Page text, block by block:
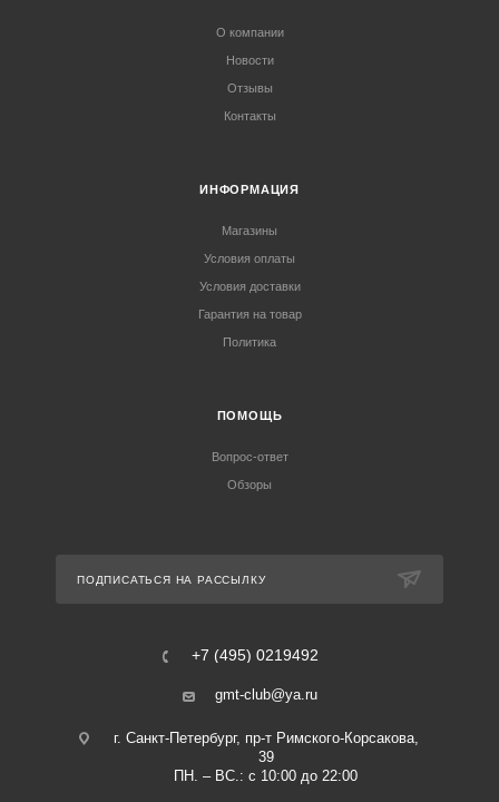
О компании
Новости
Отзывы
Контакты
ИНФОРМАЦИЯ
Магазины
Условия оплаты
Условия доставки
Гарантия на товар
Политика
ПОМОЩЬ
Вопрос-ответ
Обзоры
ПОДПИСАТЬСЯ НА РАССЫЛКУ
+7 (495) 0219492
gmt-club@ya.ru
г. Санкт-Петербург, пр-т Римского-Корсакова,
39
ПН. – ВС.: с 10:00 до 22:00